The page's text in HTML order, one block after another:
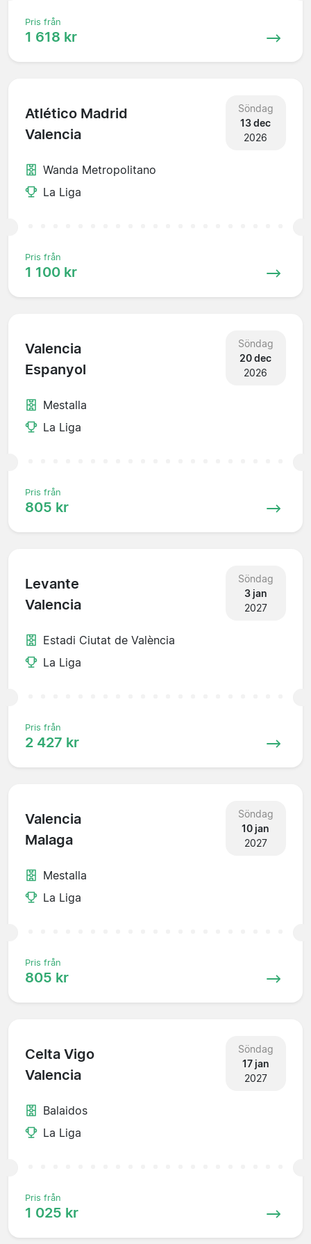
Pris från
1 618 kr
Atlético Madrid
Valencia
Söndag
13 dec
2026
Wanda Metropolitano
La Liga
Pris från
1 100 kr
Valencia
Espanyol
Söndag
20 dec
2026
Mestalla
La Liga
Pris från
805 kr
Levante
Valencia
Söndag
3 jan
2027
Estadi Ciutat de València
La Liga
Pris från
2 427 kr
Valencia
Malaga
Söndag
10 jan
2027
Mestalla
La Liga
Pris från
805 kr
Celta Vigo
Valencia
Söndag
17 jan
2027
Balaidos
La Liga
Pris från
1 025 kr